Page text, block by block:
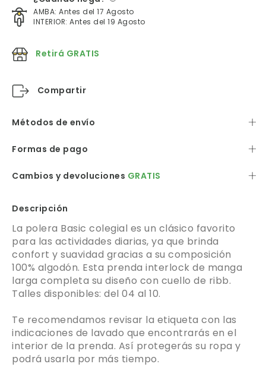
AMBA: Antes del 17 Agosto
INTERIOR: Antes del 19 Agosto
Retirá GRATIS
Compartir
Métodos de envío
Formas de pago
Cambios y devoluciones GRATIS
Descripción
La polera Basic colegial es un clásico favorito
para las actividades diarias, ya que brinda
confort y suavidad gracias a su composición
100% algodón. Esta prenda interlock de manga
larga completa su diseño con cuello de ribb.
Talles disponibles: del 04 al 10.
Te recomendamos revisar la etiqueta con las
indicaciones de lavado que encontrarás en el
interior de la prenda. Así protegerás su ropa y
podrá usarla por más tiempo.